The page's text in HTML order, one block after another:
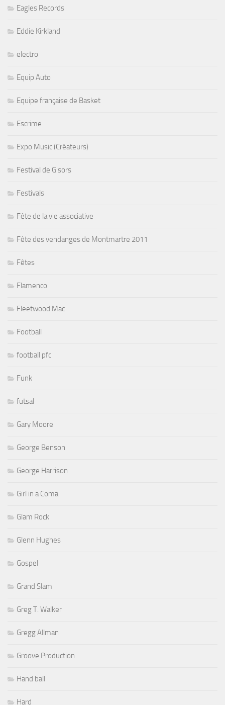
Eagles Records
Eddie Kirkland
electro
Equip Auto
Equipe française de Basket
Escrime
Expo Music (Créateurs)
Festival de Gisors
Festivals
Fête de la vie associative
Fête des vendanges de Montmartre 2011
Fêtes
Flamenco
Fleetwood Mac
Football
football pfc
Funk
futsal
Gary Moore
George Benson
George Harrison
Girl in a Coma
Glam Rock
Glenn Hughes
Gospel
Grand Slam
Greg T. Walker
Gregg Allman
Groove Production
Hand ball
Hard